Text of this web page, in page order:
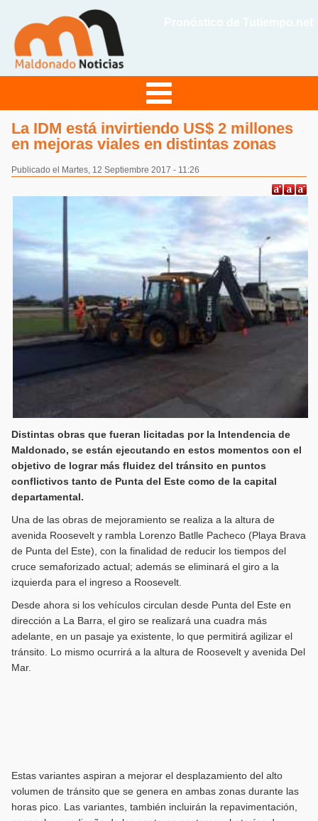
La IDM está invirtiendo US$ 2 millones
en mejoras viales en distintas zonas
Publicado el Martes, 12 Septiembre 2017 - 11:26
Distintas obras que fueran licitadas por la Intendencia de
Maldonado, se están ejecutando en estos momentos con el
objetivo de lograr más fluidez del tránsito en puntos
conflictivos tanto de Punta del Este como de la capital
departamental.
Una de las obras de mejoramiento se realiza a la altura de
avenida Roosevelt y rambla Lorenzo Batlle Pacheco (Playa Brava
de Punta del Este), con la finalidad de reducir los tiempos del
cruce semaforizado actual; además se eliminará el giro a la
izquierda para el ingreso a Roosevelt.
Desde ahora si los vehículos circulan desde Punta del Este en
dirección a La Barra, el giro se realizará una cuadra más
adelante, en un pasaje ya existente, lo que permitirá agilizar el
tránsito. Lo mismo ocurrirá a la altura de Roosevelt y avenida Del
Mar.
Estas variantes aspiran a mejorar el desplazamiento del alto
volumen de tránsito que se genera en ambas zonas durante las
horas pico. Las variantes, también incluirán la repavimentación,